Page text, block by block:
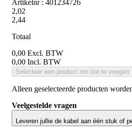
Artikelnr : 401234726
2,02
2,44
Totaal
0,00 Excl. BTW
0,00 Incl. BTW
Selecteer een product om toe te voegen
Alleen geselecteerde producten
Veelgestelde vragen
Leveren jullie de kabel aan één stuk of